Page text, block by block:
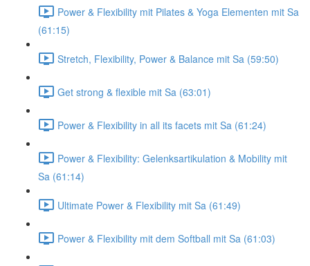
Power & Flexibility mit Pilates & Yoga Elementen mit Sa
(61:15)
Stretch, Flexibility, Power & Balance mit Sa (59:50)
Get strong & flexible mit Sa (63:01)
Power & Flexibility in all its facets mit Sa (61:24)
Power & Flexibility: Gelenksartikulation & Mobility mit
Sa (61:14)
Ultimate Power & Flexibility mit Sa (61:49)
Power & Flexibility mit dem Softball mit Sa (61:03)